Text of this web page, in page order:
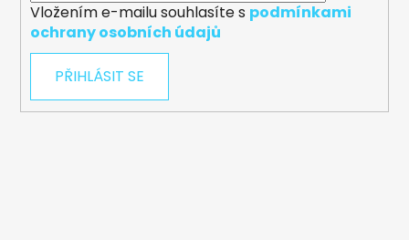
Vložením e-mailu souhlasíte s podmínkami
ochrany osobních údajů
PŘIHLÁSIT SE